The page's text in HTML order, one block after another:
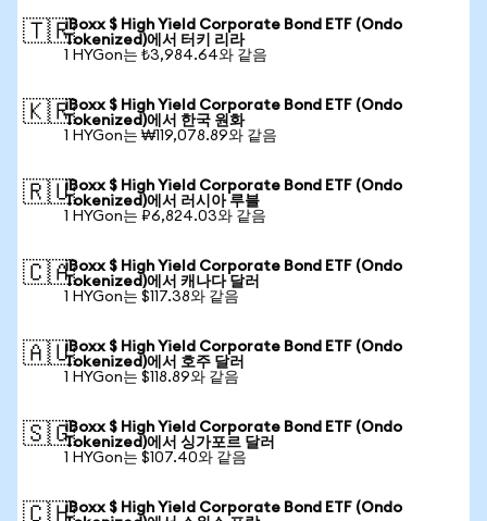
🇹🇷iBoxx $ High Yield Corporate Bond ETF (Ondo
Tokenized)에서 터키 리라
1 HYGon는 ₺3,984.64와 같음
🇰🇷iBoxx $ High Yield Corporate Bond ETF (Ondo
Tokenized)에서 한국 원화
1 HYGon는 ₩119,078.89와 같음
🇷🇺iBoxx $ High Yield Corporate Bond ETF (Ondo
Tokenized)에서 러시아 루블
1 HYGon는 ₽6,824.03와 같음
🇨🇦iBoxx $ High Yield Corporate Bond ETF (Ondo
Tokenized)에서 캐나다 달러
1 HYGon는 $117.38와 같음
🇦🇺iBoxx $ High Yield Corporate Bond ETF (Ondo
Tokenized)에서 호주 달러
1 HYGon는 $118.89와 같음
🇸🇬iBoxx $ High Yield Corporate Bond ETF (Ondo
Tokenized)에서 싱가포르 달러
1 HYGon는 $107.40와 같음
🇨🇭iBoxx $ High Yield Corporate Bond ETF (Ondo